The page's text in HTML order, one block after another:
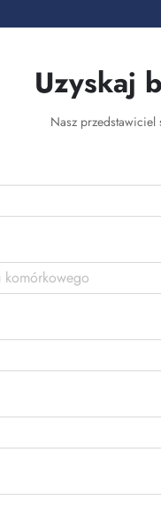
Uzyskaj
Nasz przedstawiciel